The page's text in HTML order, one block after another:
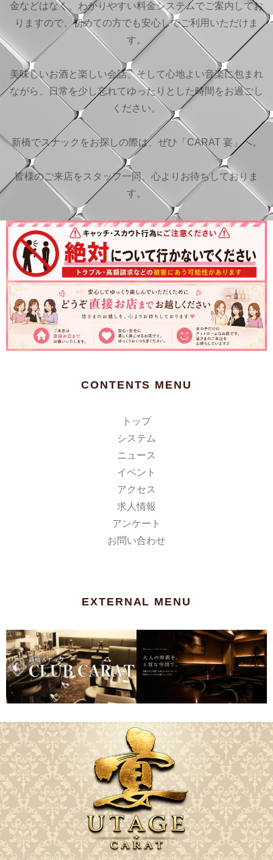
金などはなく、わかりやすい料金システムでご案内してお
りますので、初めての方でも安心してご利用いただけま
す。
美味しいお酒と楽しい会話、そして心地よい音楽に包まれ
ながら、日常を少し忘れてゆったりとした時間をお過ごし
ください。
新橋でスナックをお探しの際は、ぜひ「CARAT 宴」へ。
皆様のご来店をスタッフ一同、心よりお待ちしておりま
す。
CONTENTS MENU
トップ
システム
ニュース
イベント
アクセス
求人情報
アンケート
お問い合わせ
EXTERNAL MENU